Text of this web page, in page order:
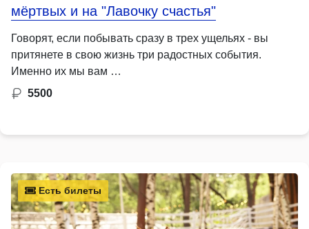
мёртвых и на "Лавочку счастья"
Говорят, если побывать сразу в трех ущельях - вы
притянете в свою жизнь три радостных события.
Именно их мы вам …
5500
Есть билеты